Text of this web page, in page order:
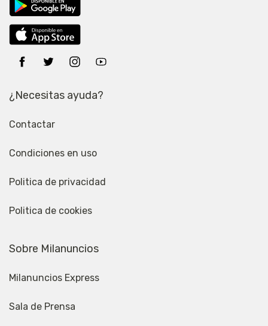
¿Necesitas ayuda?
Contactar
Condiciones en uso
Politica de privacidad
Politica de cookies
Sobre Milanuncios
Milanuncios Express
Sala de Prensa